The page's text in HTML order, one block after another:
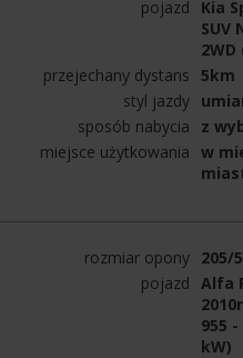
pojazd
Kia
SUV
2WD
przejechany dystans 5km
styl jazdy
sposób nabycia
z
miejsce użytkowania w
rozmiar opony 205/
pojazd Alfa
955 -
kW)